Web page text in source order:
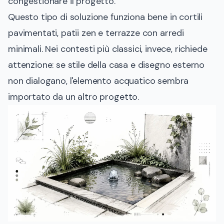
Questo tipo di soluzione funziona bene in cortili
pavimentati, patii zen e terrazze con arredi
minimali. Nei contesti più classici, invece, richiede
attenzione: se stile della casa e disegno esterno
non dialogano, l'elemento acquatico sembra
importato da un altro progetto.